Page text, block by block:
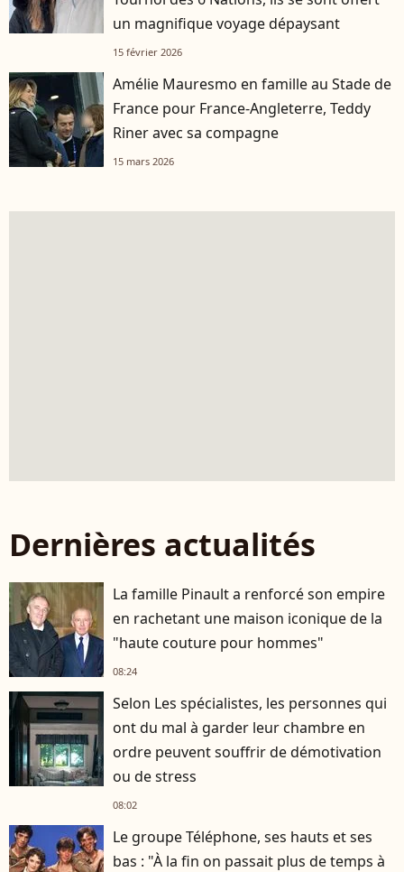
un magnifique voyage dépaysant
15 février 2026
Amélie Mauresmo en famille au Stade de
France pour France-Angleterre, Teddy
Riner avec sa compagne
15 mars 2026
Dernières actualités
La famille Pinault a renforcé son empire
en rachetant une maison iconique de la
"haute couture pour hommes"
08:24
Selon Les spécialistes, les personnes qui
ont du mal à garder leur chambre en
ordre peuvent souffrir de démotivation
ou de stress
08:02
Le groupe Téléphone, ses hauts et ses
bas : "À la fin on passait plus de temps à